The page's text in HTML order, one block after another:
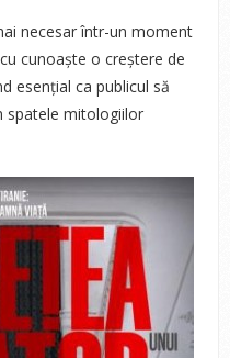
necesar într-un moment
cunoaște o creștere de
esențial ca publicul să
spatele mitologiilor